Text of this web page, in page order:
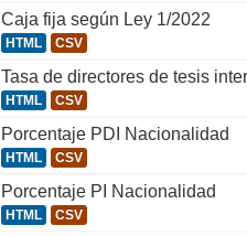
Caja fija según Ley 1/2022
HTML CSV
Tasa de directores de tesis
HTML CSV
Porcentaje PDI Nacionalidad
HTML CSV
Porcentaje PI Nacionalidad
HTML CSV